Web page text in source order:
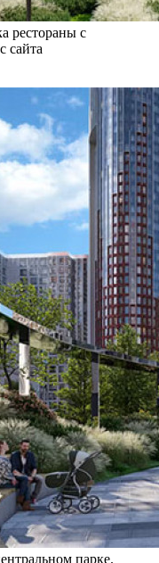
рестораны с
сайта
парке.